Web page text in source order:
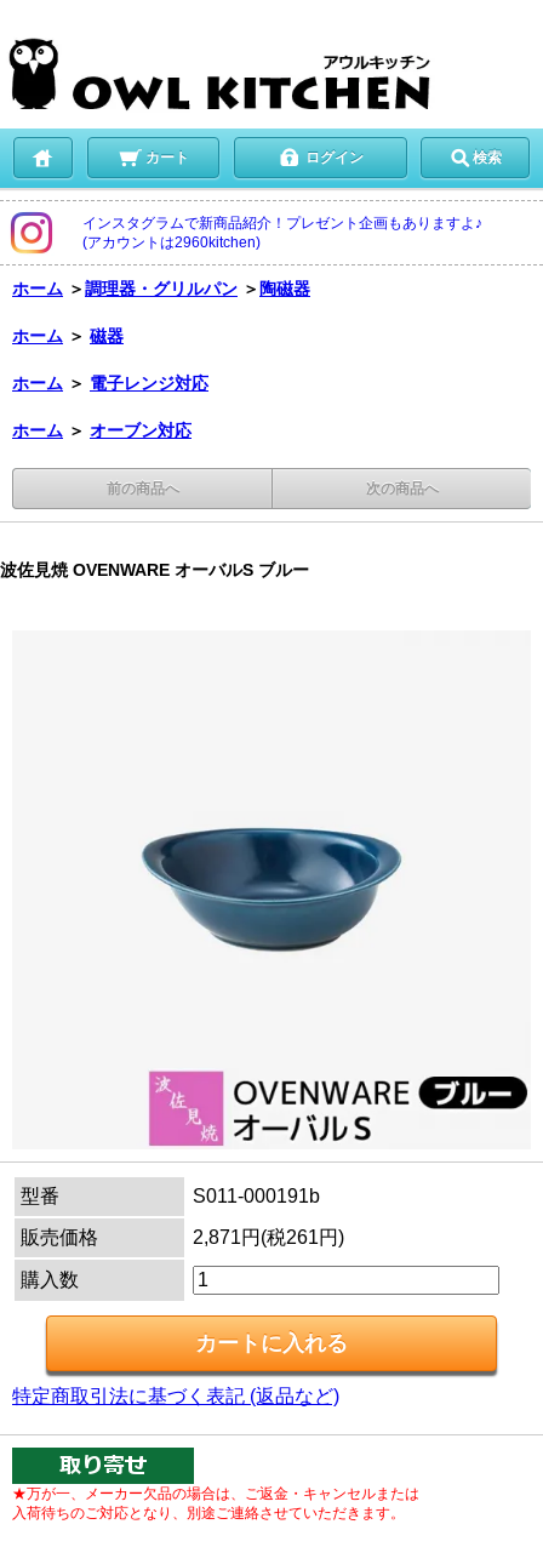
カート ログイン 検索
インスタグラムで新商品紹介！プレゼント企画もありますよ♪
(アカウントは2960kitchen)
ホーム ＞調理器・グリルパン ＞陶磁器
ホーム ＞ 磁器
ホーム ＞ 電子レンジ対応
ホーム ＞ オーブン対応
前の商品へ 次の商品へ
波佐見焼 OVENWARE オーバルS ブルー
型番
S011-000191b
販売価格
2,871円(税261円)
購入数
特定商取引法に基づく表記 (返品など)
★万が一、メーカー欠品の場合は、ご返金・キャンセルまたは
入荷待ちのご対応となり、別途ご連絡させていただきます。